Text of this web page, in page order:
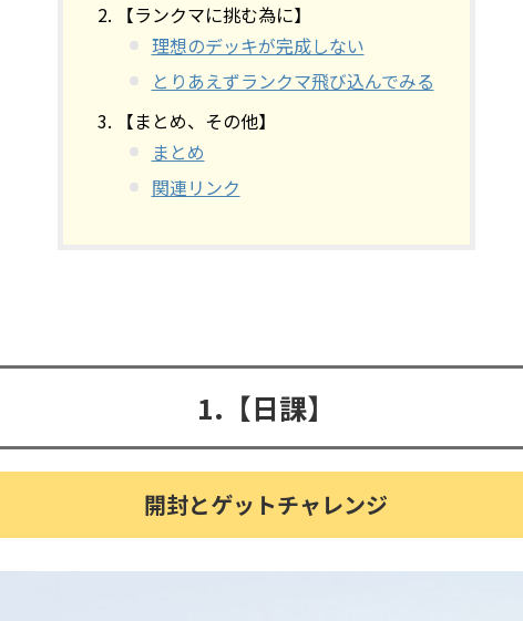
【ランクマに挑む為に】
理想のデッキが完成しない
とりあえずランクマ飛び込んでみる
【まとめ、その他】
まとめ
関連リンク
1.【日課】
開封とゲットチャレンジ